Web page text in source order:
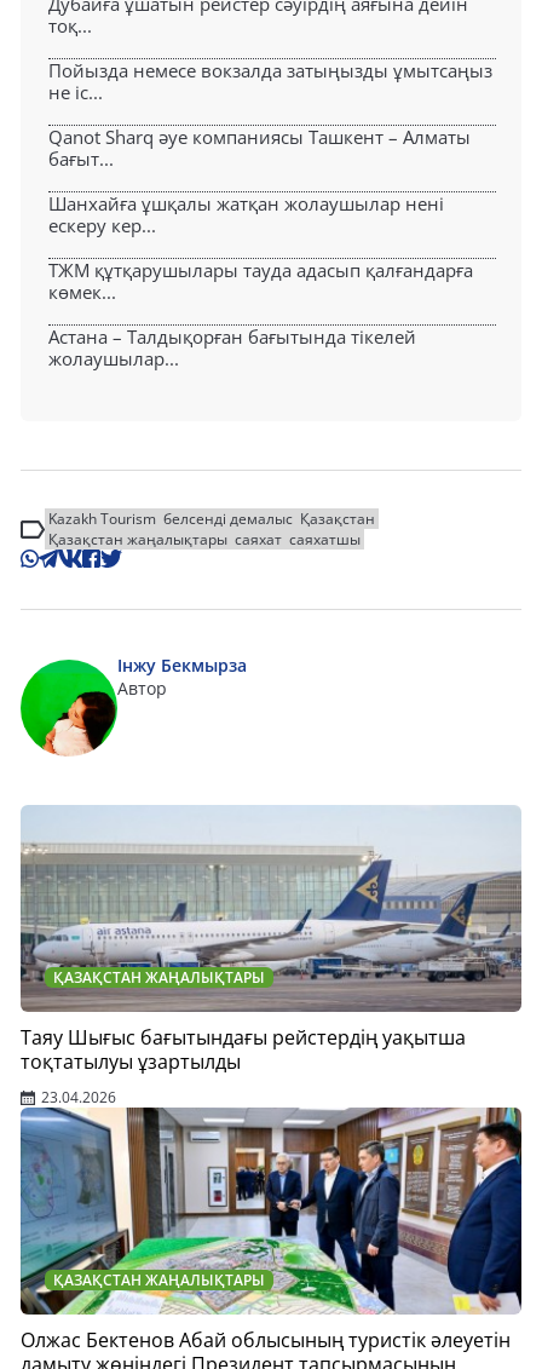
тоқ...
Пойызда немесе вокзалда затыңызды ұмытсаңыз
не іс...
Qanot Sharq әуе компаниясы Ташкент – Алматы
бағыт...
Шанхайға ұшқалы жатқан жолаушылар нені
ескеру кер...
ТЖМ құтқарушылары тауда адасып қалғандарға
көмек...
Астана – Талдықорған бағытында тікелей
жолаушылар...
Kazakh Tourism белсенді демалыс Қазақстан
Қазақстан жаңалықтары саяхат саяхатшы
Інжу Бекмырза
Автор
ҚАЗАҚСТАН ЖАҢАЛЫҚТАРЫ
Таяу Шығыс бағытындағы рейстердің уақытша
тоқтатылуы ұзартылды
23.04.2026
ҚАЗАҚСТАН ЖАҢАЛЫҚТАРЫ
Олжас Бектенов Абай облысының туристік әлеуетін